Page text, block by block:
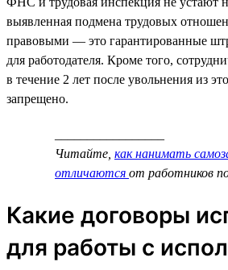
выявленная подмена трудовых
правовыми — это гарантированные
для работодателя. Кроме того,
в течение 2 лет после увольнения из
запрещено.
Читайте, как нанимать
отличаются от работников
Какие договоры
для работы с